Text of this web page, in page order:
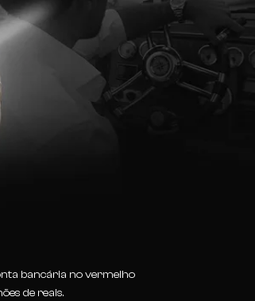
bancária no vermelho
de reais.